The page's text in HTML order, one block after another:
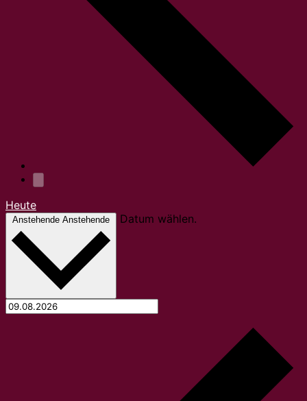
Heute
Anstehende Anstehende Datum wählen.